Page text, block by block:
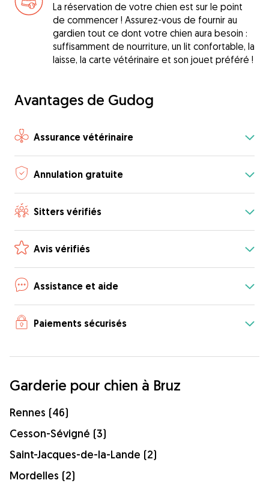
La réservation de votre chien est sur le point
de commencer ! Assurez-vous de fournir au
gardien tout ce dont votre chien aura besoin :
suffisamment de nourriture, un lit confortable, la
laisse, la carte vétérinaire et son jouet préféré !
Avantages de Gudog
Assurance vétérinaire
Annulation gratuite
Sitters vérifiés
Avis vérifiés
Assistance et aide
Paiements sécurisés
Garderie pour chien à Bruz
Rennes (46)
Cesson-Sévigné (3)
Saint-Jacques-de-la-Lande (2)
Mordelles (2)